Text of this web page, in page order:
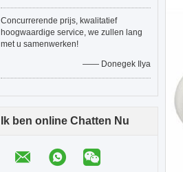
Concurrerende prijs, kwalitatief
hoogwaardige service, we zullen lang
met u samenwerken!
—— Donegek Ilya
Ik ben online Chatten Nu